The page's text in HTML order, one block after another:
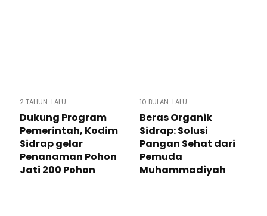
2 TAHUN LALU
Dukung Program
Pemerintah, Kodim
Sidrap gelar
Penanaman Pohon
Jati 200 Pohon
10 BULAN LALU
Beras Organik
Sidrap: Solusi
Pangan Sehat dari
Pemuda
Muhammadiyah